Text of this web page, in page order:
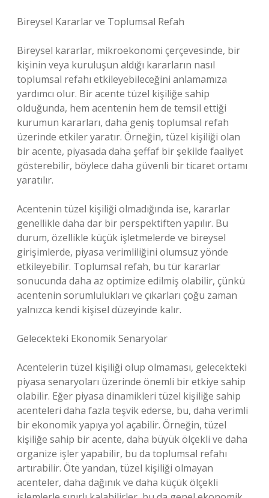
Bireysel Kararlar ve Toplumsal Refah
Bireysel kararlar, mikroekonomi çerçevesinde, bir
kişinin veya kuruluşun aldığı kararların nasıl
toplumsal refahı etkileyebileceğini anlamamıza
yardımcı olur. Bir acente tüzel kişiliğe sahip
olduğunda, hem acentenin hem de temsil ettiği
kurumun kararları, daha geniş toplumsal refah
üzerinde etkiler yaratır. Örneğin, tüzel kişiliği olan
bir acente, piyasada daha şeffaf bir şekilde faaliyet
gösterebilir, böylece daha güvenli bir ticaret ortamı
yaratılır.
Acentenin tüzel kişiliği olmadığında ise, kararlar
genellikle daha dar bir perspektiften yapılır. Bu
durum, özellikle küçük işletmelerde ve bireysel
girişimlerde, piyasa verimliliğini olumsuz yönde
etkileyebilir. Toplumsal refah, bu tür kararlar
sonucunda daha az optimize edilmiş olabilir, çünkü
acentenin sorumlulukları ve çıkarları çoğu zaman
yalnızca kendi kişisel düzeyinde kalır.
Gelecekteki Ekonomik Senaryolar
Acentelerin tüzel kişiliği olup olmaması, gelecekteki
piyasa senaryoları üzerinde önemli bir etkiye sahip
olabilir. Eğer piyasa dinamikleri tüzel kişiliğe sahip
acenteleri daha fazla teşvik ederse, bu, daha verimli
bir ekonomik yapıya yol açabilir. Örneğin, tüzel
kişiliğe sahip bir acente, daha büyük ölçekli ve daha
organize işler yapabilir, bu da toplumsal refahı
artırabilir. Öte yandan, tüzel kişiliği olmayan
acenteler, daha dağınık ve daha küçük ölçekli